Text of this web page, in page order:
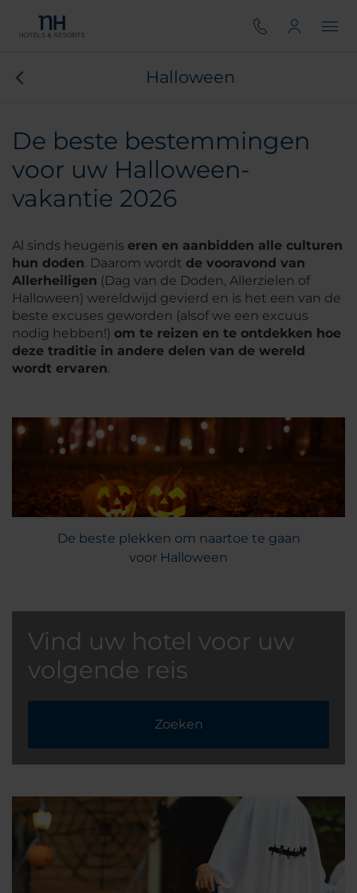
Halloween
De beste bestemmingen
voor uw Halloween-
vakantie 2026
Al sinds heugenis eren en aanbidden alle culturen
hun doden. Daarom wordt de vooravond van
Allerheiligen (Dag van de Doden, Allerzielen of
Halloween) wereldwijd gevierd en is het een van de
beste excuses geworden (alsof we een excuus
nodig hebben!) om te reizen en te ontdekken hoe
deze traditie in andere delen van de wereld
wordt ervaren.
De beste plekken om naartoe te gaan
voor Halloween
Vind uw hotel voor uw
volgende reis
Zoeken